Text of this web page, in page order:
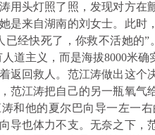
用头灯照了照，发现对方
是来自湖南的刘女士。此
已经快死了，你救不活她的
道主义，而是海拔8000米
返回救人。范江涛做出这
范江涛把自己的另一瓶氧
和他的夏尔巴向导一左一
导也体力不支。无奈之下